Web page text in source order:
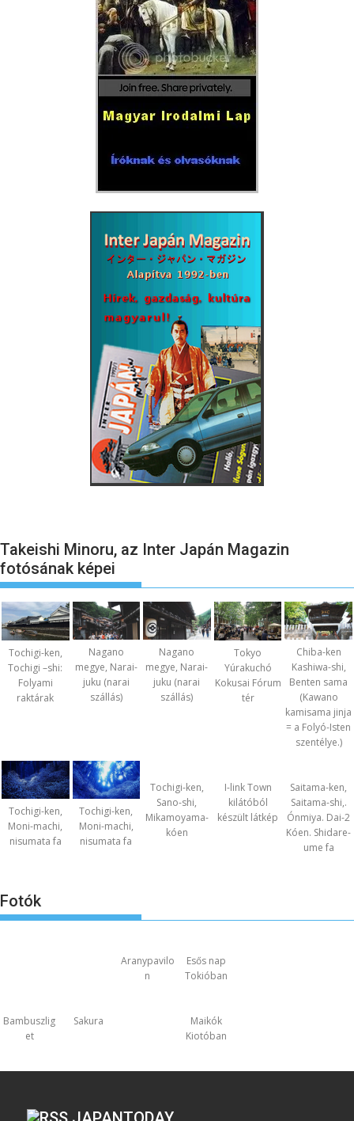
Takeishi Minoru, az Inter Japán Magazin
fotósának képei
Tochigi-ken,
Tochigi –shi:
Folyami
raktárak
Nagano
megye, Narai-
juku (narai
szállás)
Nagano
megye, Narai-
juku (narai
szállás)
Tokyo
Yúrakuchó
Kokusai Fórum
tér
Chiba-ken
Kashiwa-shi,
Benten sama
(Kawano
kamisama jinja
= a Folyó-Isten
szentélye.)
Tochigi-ken,
Moni-machi,
nisumata fa
Tochigi-ken,
Moni-machi,
nisumata fa
Tochigi-ken,
Sano-shi,
Mikamoyama-
kóen
I-link Town
kilátóból
készült látkép
Saitama-ken,
Saitama-shi,.
Ónmiya. Dai-2
Kóen. Shidare-
ume fa
Fotók
Aranypavilo
n
Esős nap
Tokióban
Bambuszlig
et
Sakura
Maikók
Kiotóban